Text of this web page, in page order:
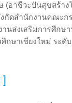
(อาชีวะปันสุขสร้าง
กัดสำนักงานคณะก
นส่งเสริมการศึกษ
กษาเชียงใหม่ ระดั
]